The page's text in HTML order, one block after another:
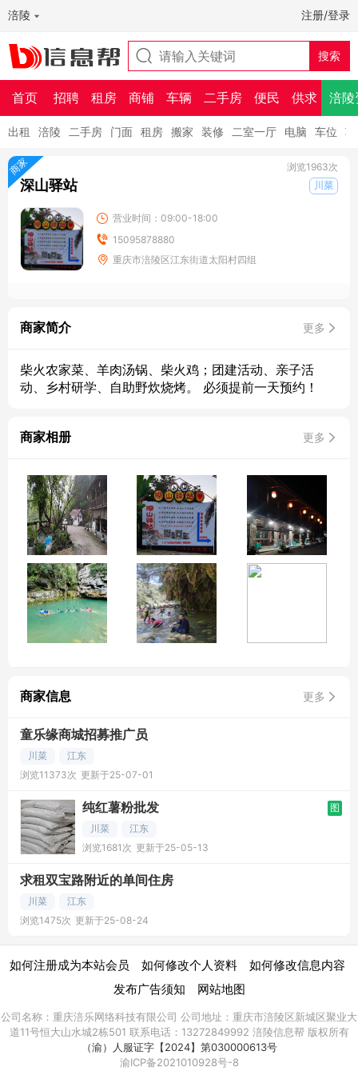
涪陵 注册/登录
首页 招聘 租房 商铺 车辆 二手房 便民 供求 涪陵
出租 涪陵 二手房 门面 租房 搬家 装修 二室一厅 电脑 车位
商家 浏览1963次
深山驿站 川菜
营业时间：09:00-18:00
15095878880
重庆市涪陵区江东街道太阳村四组
商家简介 更多
柴火农家菜、羊肉汤锅、柴火鸡；团建活动、亲子活
动、乡村研学、自助野炊烧烤。 必须提前一天预约！
商家相册 更多
商家信息 更多
童乐缘商城招募推广员
川菜
江东
浏览11373次 更新于25-07-01
纯红薯粉批发
图
川菜
江东
浏览1681次 更新于25-05-13
求租双宝路附近的单间住房
川菜
江东
浏览1475次 更新于25-08-24
如何注册成为本站会员 如何修改个人资料 如何修改信息内容
发布广告须知
网站地图
公司名称：重庆涪乐网络科技有限公司 公司地址：重庆市涪陵区新城区聚业大
道11号恒大山水城2栋501 联系电话：13272849992 涪陵信息帮 版权所有
（渝）人服证字【2024】第030000613号
渝ICP备2021010928号-8